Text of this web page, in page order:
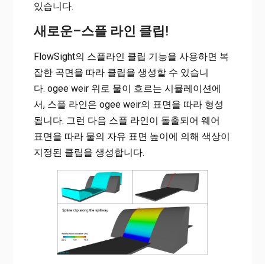
있습니다.
새로운–스플 라인 클립!
FlowSight의 스플라인 클립 기능을 사용하면 복
잡한 곡면을 따라 클립을 생성할 수 있습니
다. ogee weir 위로 물이 흐르는 시뮬레이션에
서, 스플 라인은 ogee weir의 표면을 따라 형성
됩니다. 그런 다음 스플 라인이 돌출되어 웨어
표면을 따라 물의 자유 표면 높이에 의해 색상이
지정된 클립을 생성합니다.